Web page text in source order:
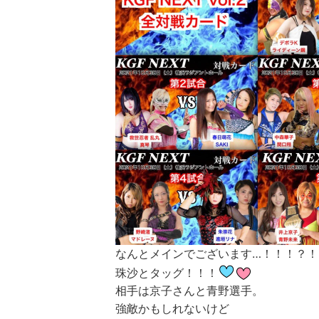
なんとメインでございます…！！！？
珠沙とタッグ！！！
相手は京子さんと青野選手。
強敵かもしれないけど